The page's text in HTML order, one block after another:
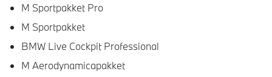
M Sportpakket Pro
M Sportpakket
BMW Live Cockpit Professional
M Aerodynamicapakket